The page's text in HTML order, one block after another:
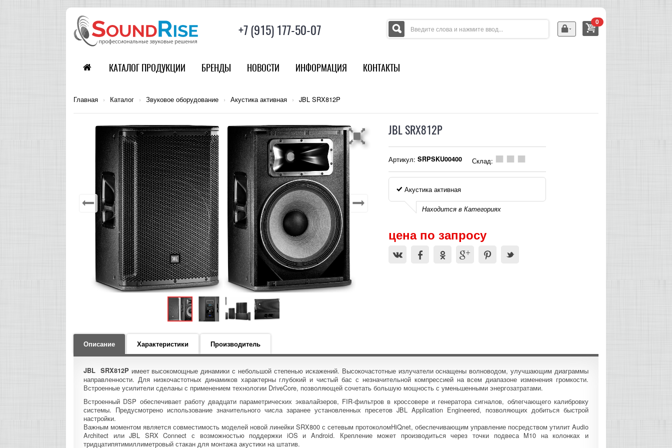
+7 (915) 177-50-07
0
КАТАЛОГ ПРОДУКЦИИ БРЕНДЫ НОВОСТИ ИНФОРМАЦИЯ КОНТАКТЫ
Главная › Каталог › Звуковое оборудование › Акустика активная › JBL SRX812P
JBL SRX812P
Артикул: SRPSKU00400 Склад:
Акустика активная
Находится в Категориях
цена по запросу
Описание Характеристики Производитель
JBL SRX812P имеет высокомощные динамики с небольшой степенью искажений. Высокочастотные излучатели оснащены волноводом, улучшающим диаграммы
направленности. Для низкочастотных динамиков характерны глубокий и чистый бас с незначительной компрессией на всем диапазоне изменения громкости.
Встроенные усилители сделаны с применением технологии DriveCore, позволяющей сочетать большую мощность с уменьшенными энергозатратами.
Встроенный DSP обеспечивает работу двадцати параметрических эквалайзеров, FIR-фильтров в кроссовере и генератора сигналов, облегчающего калибровку
системы. Предусмотрено использование значительного числа заранее установленных пресетов JBL Application Engineered, позволяющих добиться быстрой
настройки.
Важным моментом является совместимость моделей новой линейки SRX800 с сетевым протоколомHiQnet, обеспечивающим управление посредством утилит Audio
Architect или JBL SRX Connect с возможностью поддержки iOS и Android. Крепление может производиться через точки подвеса M10 на колонках и
тридцатипятимиллиметровый стакан для монтажа акустики на штатив.